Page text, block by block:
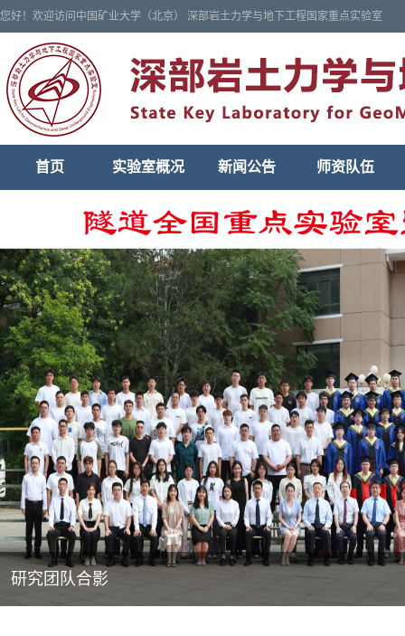
您好！欢迎访问中国矿业大学（北京） 深部岩土力学与地下工程国家重点实验室
首页 实验室概况 新闻公告 师资队伍
研究团队合影
CHINA ROCK 2023学术年会第一分会场现场